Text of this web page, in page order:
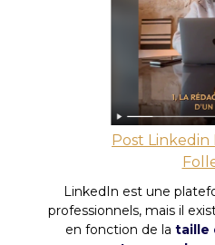
Post Linkedin
LinkedIn est une
professionnels, mais il
en fonction de la taille